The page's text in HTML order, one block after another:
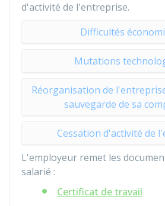
d'activité de l'entreprise.
Difficultés
Mutations
Réorganisation de
sauvegarde de sa
Cessation d'activité de
L'employeur remet les
salarié :
Certificat de travail